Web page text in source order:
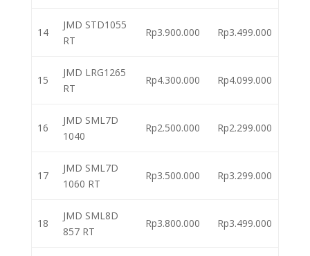
14
JMD STD1055
RT
Rp3.900.000 Rp3.499.000
15
JMD LRG1265
RT
Rp4.300.000 Rp4.099.000
16
JMD SML7D
1040
Rp2.500.000 Rp2.299.000
17
JMD SML7D
1060 RT
Rp3.500.000 Rp3.299.000
18
JMD SML8D
857 RT
Rp3.800.000 Rp3.499.000